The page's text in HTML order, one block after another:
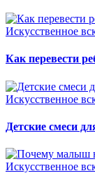
Искусственное
Как перевести
Искусственное
Детские смеси
Искусственное